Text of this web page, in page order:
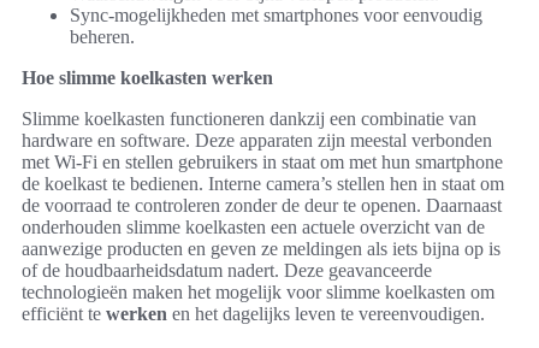
Sync-mogelijkheden met smartphones voor eenvoudig
beheren.
Hoe slimme koelkasten werken
Slimme koelkasten functioneren dankzij een combinatie van
hardware en software. Deze apparaten zijn meestal verbonden
met Wi-Fi en stellen gebruikers in staat om met hun smartphone
de koelkast te bedienen. Interne camera’s stellen hen in staat om
de voorraad te controleren zonder de deur te openen. Daarnaast
onderhouden slimme koelkasten een actuele overzicht van de
aanwezige producten en geven ze meldingen als iets bijna op is
of de houdbaarheidsdatum nadert. Deze geavanceerde
technologieën maken het mogelijk voor slimme koelkasten om
efficiënt te werken en het dagelijks leven te vereenvoudigen.